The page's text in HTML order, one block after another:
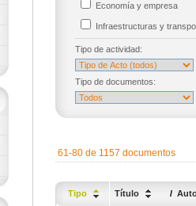
Economía y empresa
Infraestructuras y
Tipo de actividad:
Tipo de documentos:
61-80 de 1157 documentos
Tipo Título /